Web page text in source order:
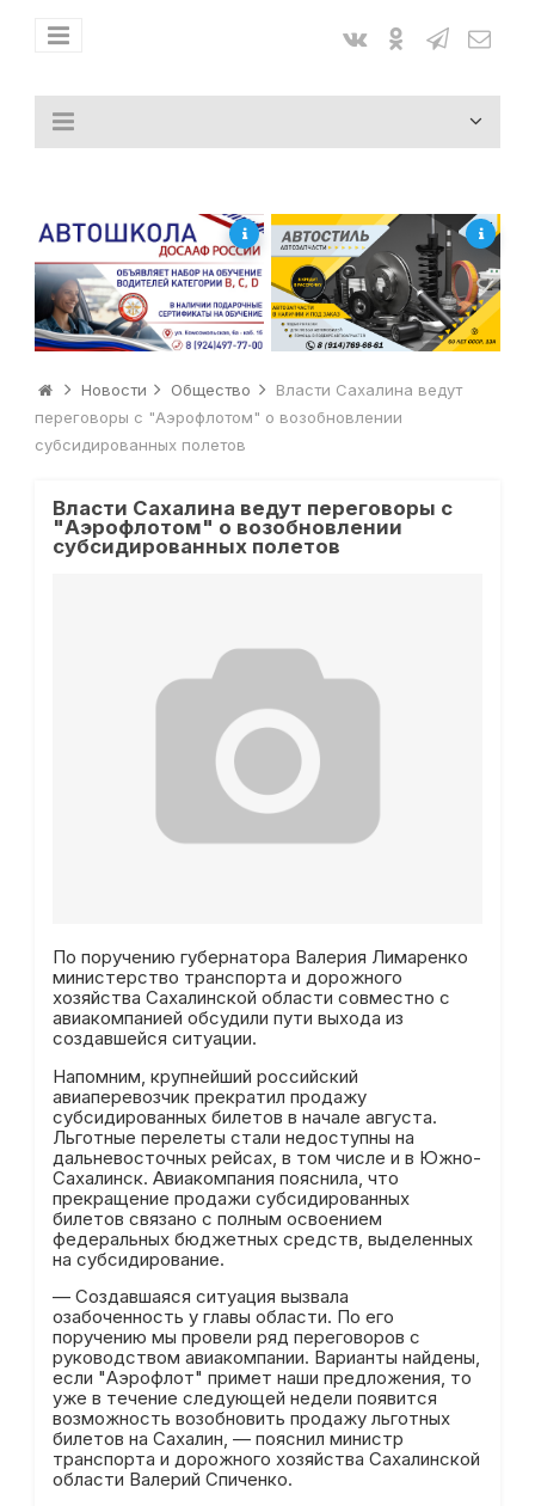
Новости Общество
Власти Сахалина ведут
переговоры с "Аэрофлотом" о возобновлении
субсидированных полетов
Власти Сахалина ведут переговоры с
"Аэрофлотом" о возобновлении
субсидированных полетов
По поручению губернатора Валерия Лимаренко
министерство транспорта и дорожного
хозяйства Сахалинской области совместно с
авиакомпанией обсудили пути выхода из
создавшейся ситуации.
Напомним, крупнейший российский
авиаперевозчик прекратил продажу
субсидированных билетов в начале августа.
Льготные перелеты стали недоступны на
дальневосточных рейсах, в том числе и в Южно-
Сахалинск. Авиакомпания пояснила, что
прекращение продажи субсидированных
билетов связано с полным освоением
федеральных бюджетных средств, выделенных
на субсидирование.
— Создавшаяся ситуация вызвала
озабоченность у главы области. По его
поручению мы провели ряд переговоров с
руководством авиакомпании. Варианты найдены,
если "Аэрофлот" примет наши предложения, то
уже в течение следующей недели появится
возможность возобновить продажу льготных
билетов на Сахалин, — пояснил министр
транспорта и дорожного хозяйства Сахалинской
области Валерий Спиченко.